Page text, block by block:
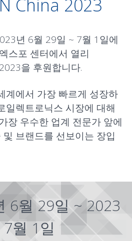
China 2023
년 6월 29일 ~ 7월 1일에
스포 센터에서 열리
을 후원합니다.
계에서 가장 빠르게 성장하
일렉트로닉스 시장에 대해
장 우수한 업계 전문가 앞에
브랜드를 선보이는 장입
6월 29일 ~ 2023
7월 1일